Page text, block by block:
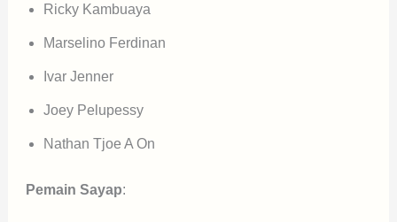
Ricky Kambuaya
Marselino Ferdinan
Ivar Jenner
Joey Pelupessy
Nathan Tjoe A On
Pemain Sayap: